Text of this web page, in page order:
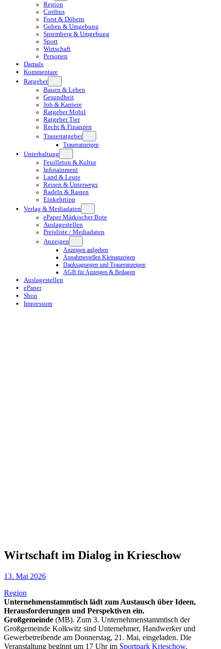
Region
Cottbus
Forst & Döbern
Guben & Umgebung
Spremberg & Umgebung
Sport
Wirtschaft
Personen
Damals
Kommentare
Ratgeber
Bauen & Leben
Gesundheit
Job & Karriere
Ratgeber Mobil
Ratgeber Tier
Recht & Finanzen
Trauerratgeber
Traueranzeigen
Unterhaltung
Feuilleton & Kultur
Infotainment
Land & Leute
Reisen & Unterwegs
Radeln & Rasten
Einkehrtipp
Verlag & Mediadaten
ePaper Märkischer Bote
Auslagestellen
Preisliste / Mediadaten
Anzeigen
Anzeigen aufgeben
Annahmestellen Kleinanzeigen
Danksagungen und Traueranzeigen
AGB für Anzeigen & Beilagen
Auslagestellen
ePaper
Shop
Impressum
Wirtschaft im Dialog in Krieschow
13. Mai 2026
Region
Unternehmenstammtisch lädt zum Austausch über Ideen,
Herausforderungen und Perspektiven ein.
Großgemeinde (MB). Zum 3. Unternehmenstammtisch der
Großgemeinde Kolkwitz sind Unternehmer, Handwerker und
Gewerbetreibende am Donnerstag, 21. Mai, eingeladen. Die
Veranstaltung beginnt um 17 Uhr im Sportpark Krieschow.